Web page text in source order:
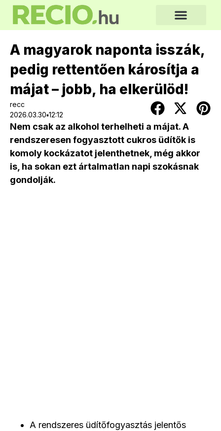
A magyarok naponta isszák,
pedig rettentően károsítja a
májat – jobb, ha elkerülöd!
recc
2026.03.30▪12:12
Nem csak az alkohol terhelheti a májat. A
rendszeresen fogyasztott cukros üdítők is
komoly kockázatot jelenthetnek, még akkor
is, ha sokan ezt ártalmatlan napi szokásnak
gondolják.
A rendszeres üdítőfogyasztás jelentős